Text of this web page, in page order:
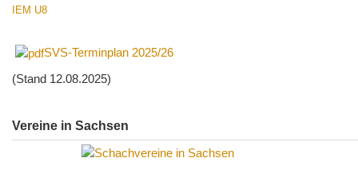
IEM U8
SVS-Terminplan 2025/26
(Stand 12.08.2025)
Vereine in Sachsen